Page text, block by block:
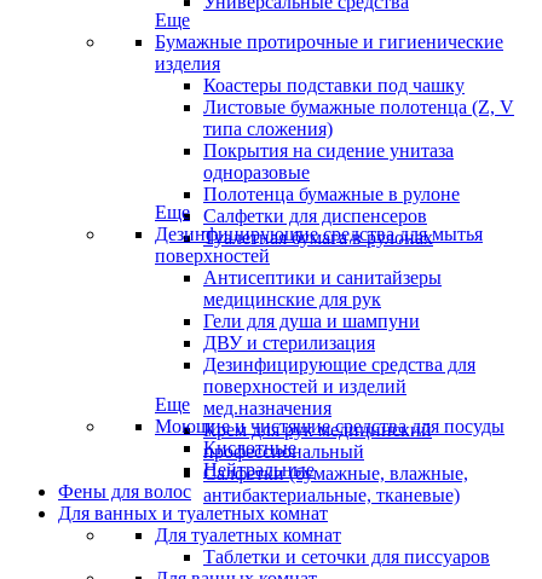
Еще
Бумажные протирочные и гигиенические
изделия
Коастеры подставки под чашку
Листовые бумажные полотенца (Z, V
типа сложения)
Покрытия на сидение унитаза
одноразовые
Полотенца бумажные в рулоне
Салфетки для диспенсеров
Туалетная бумага в рулонах
Еще
Дезинфицирующие средства для мытья
поверхностей
Антисептики и санитайзеры
медицинские для рук
Гели для душа и шампуни
ДВУ и стерилизация
Дезинфицирующие средства для
поверхностей и изделий
мед.назначения
Крем для рук медицинский
профессиональный
Салфетки (бумажные, влажные,
антибактериальные, тканевые)
Еще
Моющие и чистящие средства для посуды
Кислотные
Нейтральные
Фены для волос
Для ванных и туалетных комнат
Для туалетных комнат
Таблетки и сеточки для писсуаров